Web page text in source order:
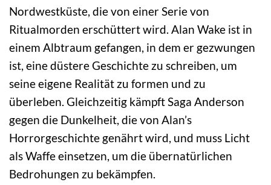
Nordwestküste, die von einer Serie von
Ritualmorden erschüttert wird. Alan Wake ist in
einem Albtraum gefangen, in dem er gezwungen
ist, eine düstere Geschichte zu schreiben, um
seine eigene Realität zu formen und zu
überleben. Gleichzeitig kämpft Saga Anderson
gegen die Dunkelheit, die von Alan’s
Horrorgeschichte genährt wird, und muss Licht
als Waffe einsetzen, um die übernatürlichen
Bedrohungen zu bekämpfen.